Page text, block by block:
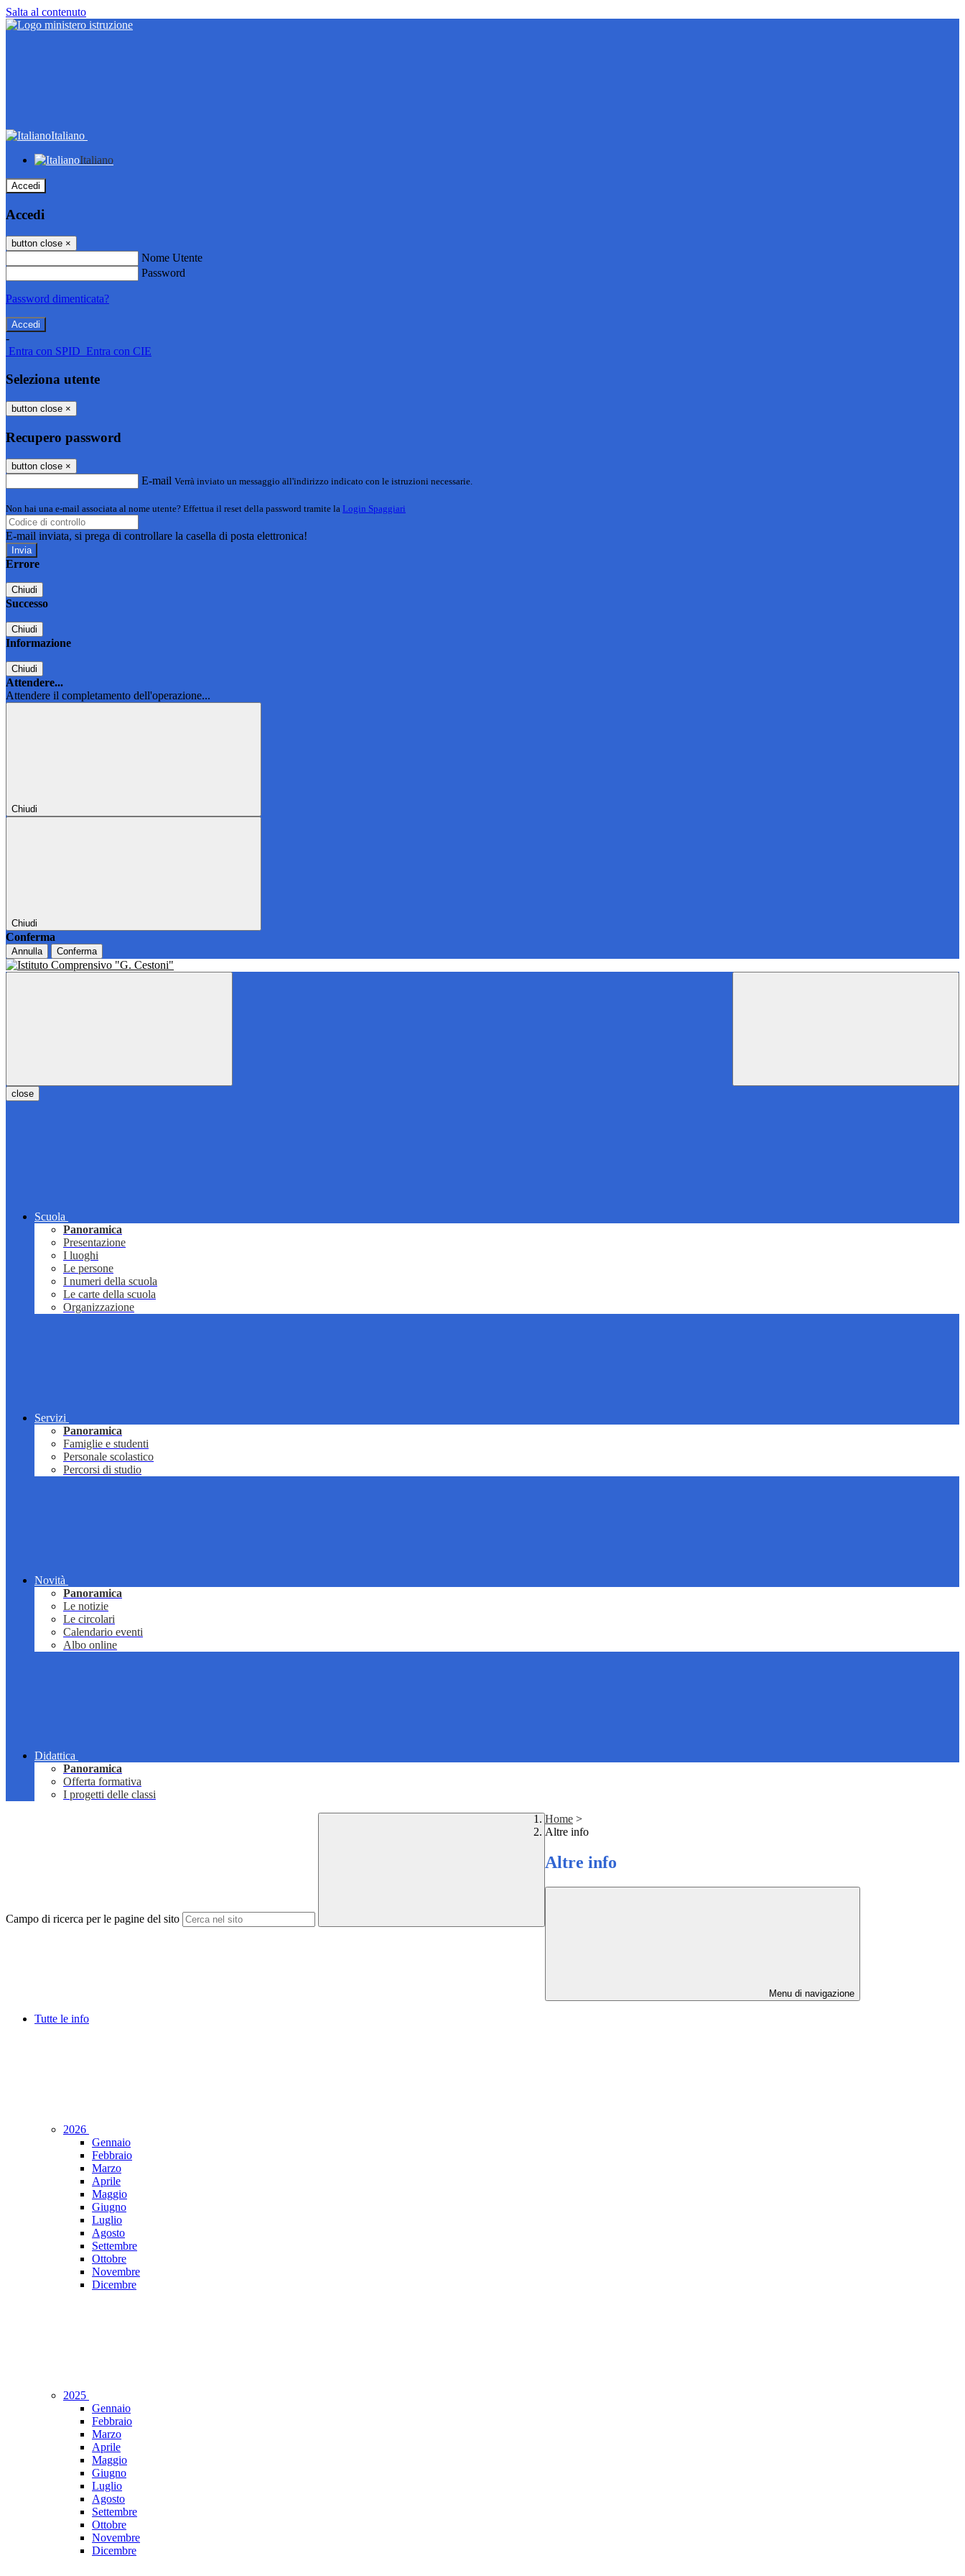
Salta al contenuto
Italiano
Italiano
Accedi
Accedi
button close ×
Nome Utente
Password
Password dimenticata?
-
Entra con SPID Entra con CIE
Seleziona utente
button close ×
Recupero password
button close ×
E-mail Verrà inviato un messaggio all'indirizzo indicato con le istruzioni necessarie.
Non hai una e-mail associata al nome utente? Effettua il reset della password tramite la Login Spaggiari
E-mail inviata, si prega di controllare la casella di posta elettronica!
Errore
Chiudi
Successo
Chiudi
Informazione
Chiudi
Attendere...
Attendere il completamento dell'operazione...
Chiudi
Chiudi
Conferma
Annulla Conferma
close
Scuola
Panoramica
Presentazione
I luoghi
Le persone
I numeri della scuola
Le carte della scuola
Organizzazione
Servizi
Panoramica
Famiglie e studenti
Personale scolastico
Percorsi di studio
Novità
Panoramica
Le notizie
Le circolari
Calendario eventi
Albo online
Didattica
Panoramica
Offerta formativa
I progetti delle classi
Campo di ricerca per le pagine del sito
Home >
Altre info
Altre info
Menu di navigazione
Tutte le info
2026
Gennaio
Febbraio
Marzo
Aprile
Maggio
Giugno
Luglio
Agosto
Settembre
Ottobre
Novembre
Dicembre
2025
Gennaio
Febbraio
Marzo
Aprile
Maggio
Giugno
Luglio
Agosto
Settembre
Ottobre
Novembre
Dicembre